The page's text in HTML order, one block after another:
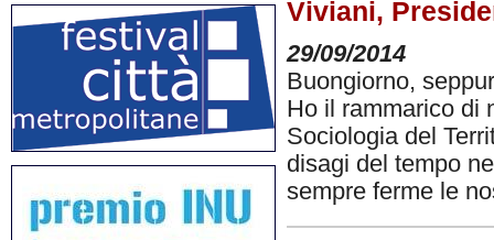
Viviani,
29/09/2014
Buongiorno,
Ho il rammarico di
Sociologia del
disagi del tempo
sempre ferme le